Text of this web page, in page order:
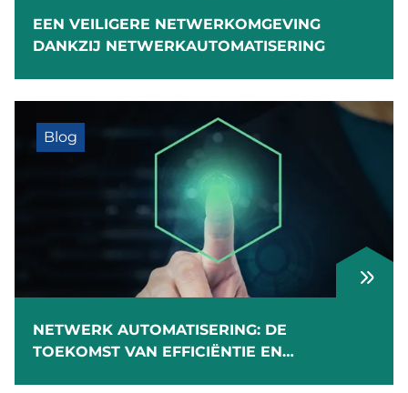
EEN VEILIGERE NETWERKOMGEVING
DANKZIJ NETWERKAUTOMATISERING
Blog
NETWERK AUTOMATISERING: DE
TOEKOMST VAN EFFICIËNTIE EN